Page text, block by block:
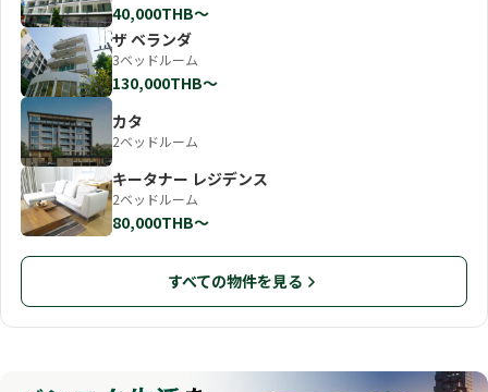
40,000THB〜
ザ ベランダ
3ベッドルーム
130,000THB〜
カタ
2ベッドルーム
キータナー レジデンス
2ベッドルーム
80,000THB〜
すべての物件を見る